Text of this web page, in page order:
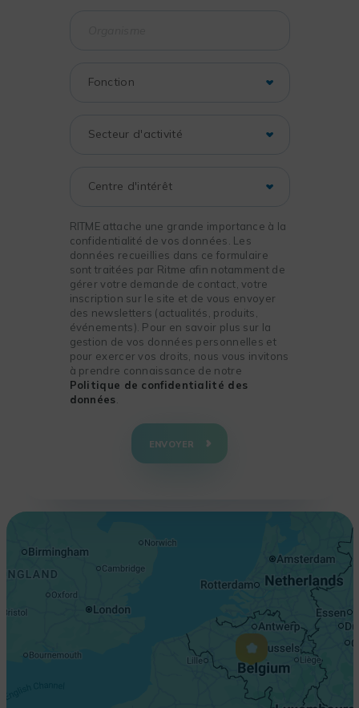
RITME attache une grande importance à la
confidentialité de vos données. Les
données recueillies dans ce formulaire
sont traitées par Ritme afin notamment de
gérer votre demande de contact, votre
inscription sur le site et de vous envoyer
des newsletters (actualités, produits,
événements). Pour en savoir plus sur la
gestion de vos données personnelles et
pour exercer vos droits, nous vous invitons
à prendre connaissance de notre
Politique de confidentialité des
données
ENVOYER